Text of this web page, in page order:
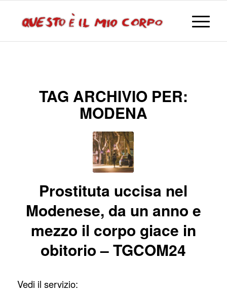
TAG ARCHIVIO PER:
MODENA
Prostituta uccisa nel
Modenese, da un anno e
mezzo il corpo giace in
obitorio – TGCOM24
Vedi il servizio: